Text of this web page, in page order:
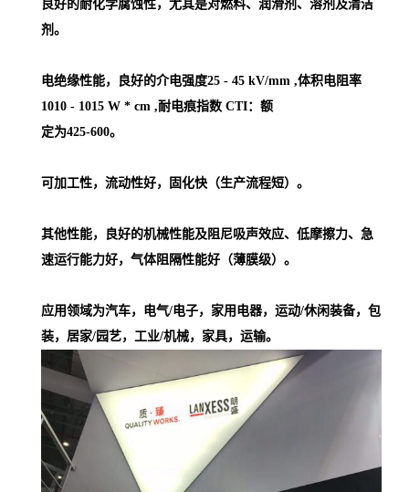
良好的耐化学腐蚀性，尤其是对燃料、润滑剂、溶剂及清洁
剂。
电绝缘性能，良好的介电强度25 - 45 kV/mm ,体积电阻率
1010 - 1015 W * cm ,耐电痕指数 CTI：额
定为425-600。
可加工性，流动性好，固化快（生产流程短）。
其他性能，良好的机械性能及阻尼吸声效应、低摩擦力、急
速运行能力好，气体阻隔性能好（薄膜级）。
应用领域为汽车，电气/电子，家用电器，运动/休闲装备，包
装，居家/园艺，工业/机械，家具，运输。